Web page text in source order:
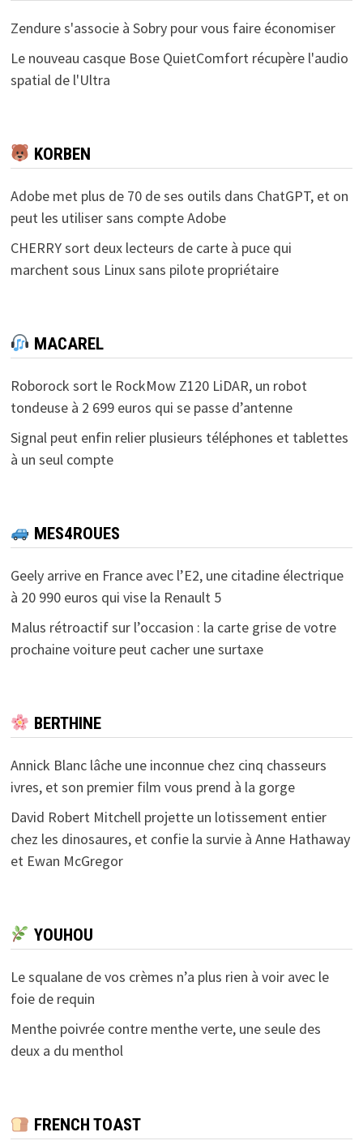
Zendure s'associe à Sobry pour vous faire économiser
Le nouveau casque Bose QuietComfort récupère l'audio
spatial de l'Ultra
KORBEN
Adobe met plus de 70 de ses outils dans ChatGPT, et on
peut les utiliser sans compte Adobe
CHERRY sort deux lecteurs de carte à puce qui
marchent sous Linux sans pilote propriétaire
MACAREL
Roborock sort le RockMow Z120 LiDAR, un robot
tondeuse à 2 699 euros qui se passe d’antenne
Signal peut enfin relier plusieurs téléphones et tablettes
à un seul compte
MES4ROUES
Geely arrive en France avec l’E2, une citadine électrique
à 20 990 euros qui vise la Renault 5
Malus rétroactif sur l’occasion : la carte grise de votre
prochaine voiture peut cacher une surtaxe
BERTHINE
Annick Blanc lâche une inconnue chez cinq chasseurs
ivres, et son premier film vous prend à la gorge
David Robert Mitchell projette un lotissement entier
chez les dinosaures, et confie la survie à Anne Hathaway
et Ewan McGregor
YOUHOU
Le squalane de vos crèmes n’a plus rien à voir avec le
foie de requin
Menthe poivrée contre menthe verte, une seule des
deux a du menthol
FRENCH TOAST